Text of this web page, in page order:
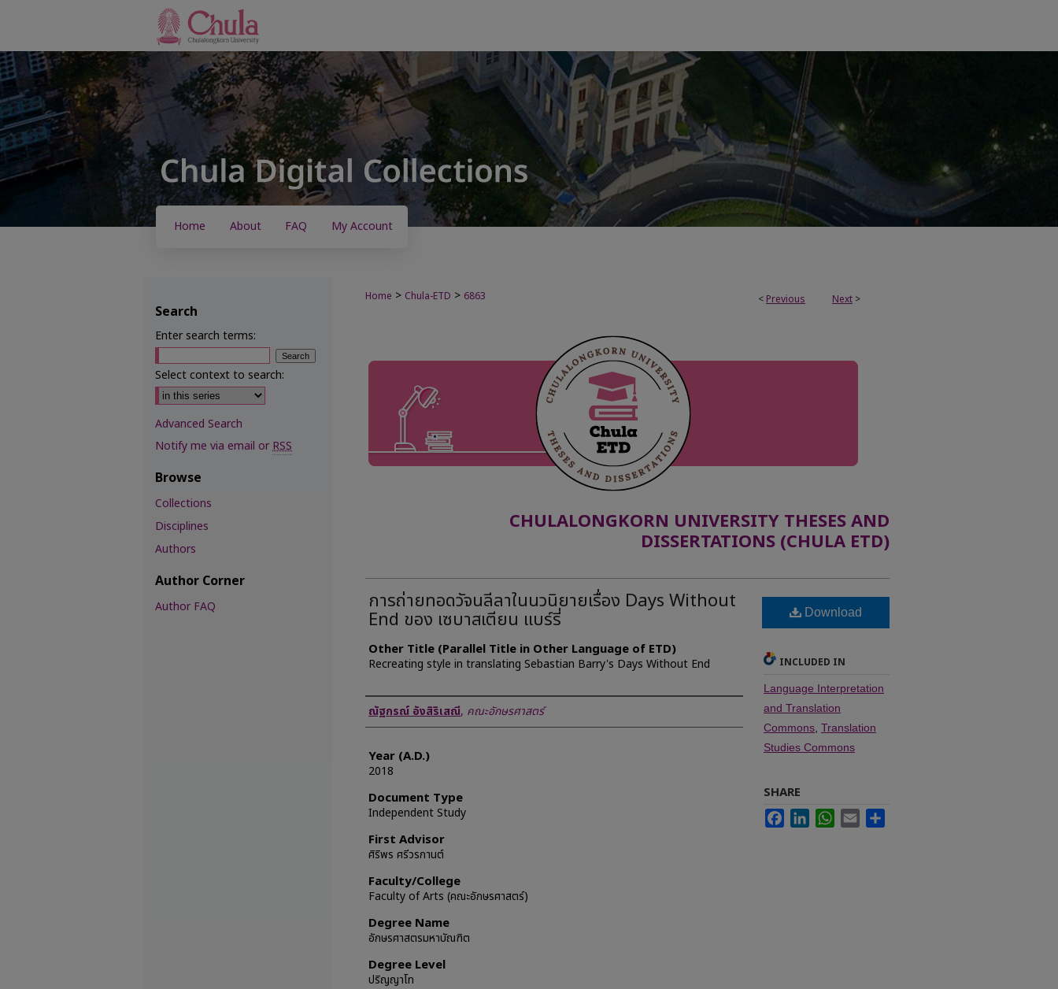
Home About FAQ My Account
< Previous Next >
Home > Chula-ETD > 6863
CHULALONGKORN UNIVERSITY THESES AND
DISSERTATIONS (CHULA ETD)
การถ่ายทอดวัจนลีลาในนวนิยายเรื่อง Days Without
End ของ เซบาสเตียน แบร์รี่
Other Title (Parallel Title in Other Language of ETD)
Recreating style in translating Sebastian Barry's Days Without End
Author
ณัฐกรณ์ อังสิริเสณี, คณะอักษรศาสตร์
Year (A.D.)
2018
Document Type
Independent Study
First Advisor
ศิริพร ศรีวรกานต์
Faculty/College
Faculty of Arts (คณะอักษรศาสตร์)
Degree Name
อักษรศาสตรมหาบัณฑิต
Degree Level
ปริญญาโท
Download
INCLUDED IN
Language Interpretation
and Translation
Commons Translation
Studies Commons
SHARE
FacebookLinkedInWhatsApp
Email
Search
Enter search terms:
Select context to search:
Advanced Search
Notify me via email orRSS
Browse
Collections
Disciplines
Authors
Author Corner
Author FAQ